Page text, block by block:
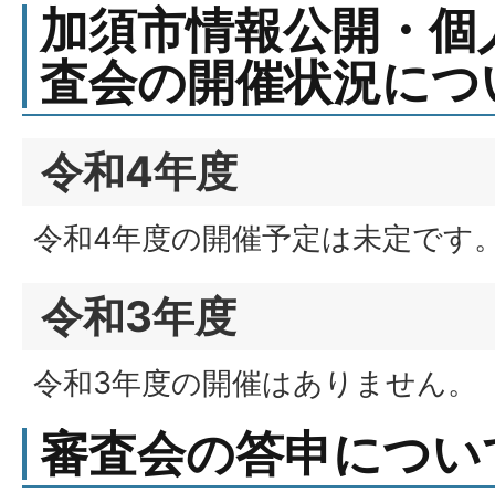
加須市情報公開・
査会の開催状況につ
令和4年度
令和4年度の開催予定は未定です
令和3年度
令和3年度の開催はありません。
審査会の答申につい